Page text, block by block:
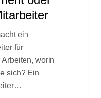
ein
für
Arbeiten, worin
sich? Ein